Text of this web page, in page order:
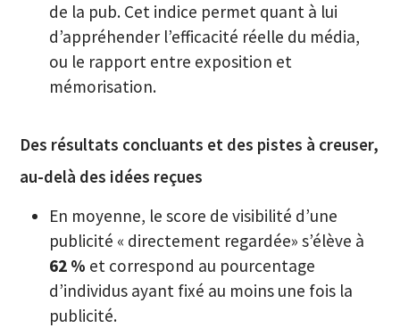
de la pub. Cet indice permet quant à lui
d’appréhender l’efficacité réelle du média,
ou le rapport entre exposition et
mémorisation.
Des résultats concluants et des pistes à creuser,
au-delà des idées reçues
En moyenne, le score de visibilité d’une
publicité « directement regardée» s’élève à
62 % et correspond au pourcentage
d’individus ayant fixé au moins une fois la
publicité.